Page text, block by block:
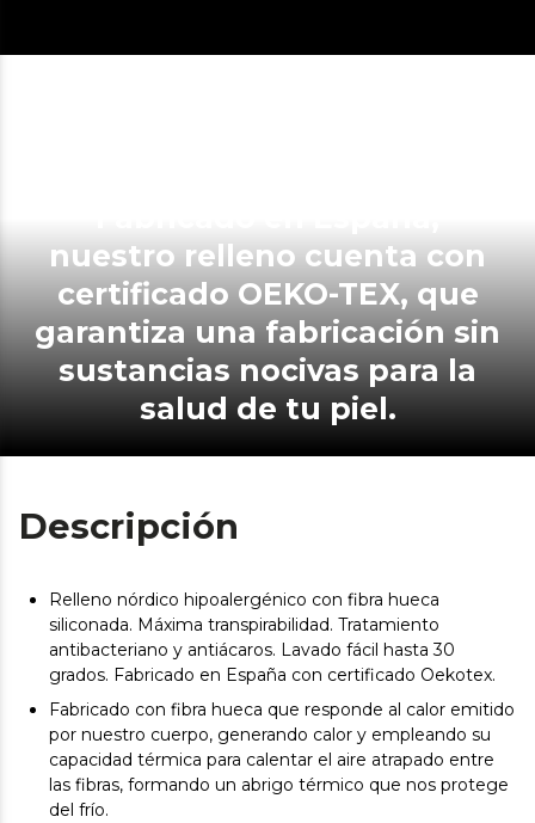
nuestro relleno cuenta con
certificado OEKO-TEX, que
garantiza una fabricación sin
sustancias nocivas para la
salud de tu piel.
Descripción
Relleno nórdico hipoalergénico con fibra hueca
siliconada. Máxima transpirabilidad. Tratamiento
antibacteriano y antiácaros. Lavado fácil hasta 30
grados. Fabricado en España con certificado Oekotex.
Fabricado con fibra hueca que responde al calor emitido
por nuestro cuerpo, generando calor y empleando su
capacidad térmica para calentar el aire atrapado entre
las fibras, formando un abrigo térmico que nos protege
del frío.